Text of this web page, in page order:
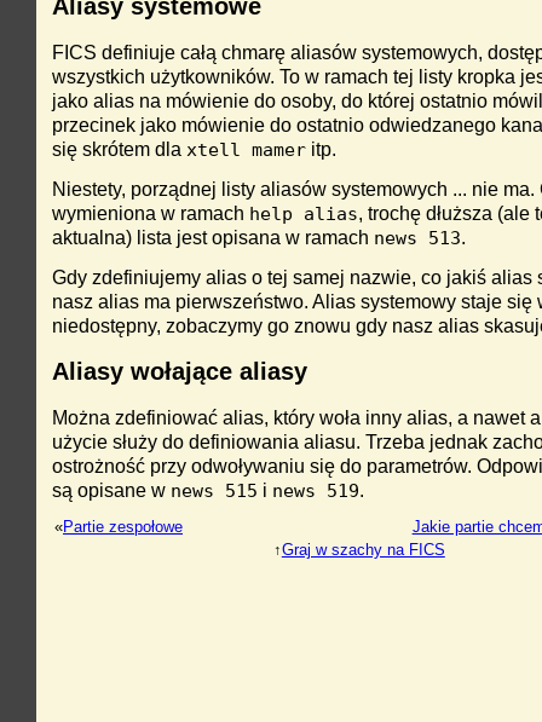
Aliasy systemowe
FICS definiuje całą chmarę aliasów systemowych,
wszystkich użytkowników. To w ramach tej listy kropka
jako alias na mówienie do osoby, do której ostatnio
przecinek jako mówienie do ostatnio odwiedzanego
się skrótem dla xtell mamer itp.
Niestety, porządnej listy aliasów systemowych ... nie ma.
wymieniona w ramach help alias, trochę dłuższa (ale
aktualna) lista jest opisana w ramach news 513.
Gdy zdefiniujemy alias o tej samej nazwie, co jakiś alias
nasz alias ma pierwszeństwo. Alias systemowy staje się
niedostępny, zobaczymy go znowu gdy nasz alias
Aliasy wołające aliasy
Można zdefiniować alias, który woła inny alias, a nawet
użycie służy do definiowania aliasu. Trzeba jednak
ostrożność przy odwoływaniu się do parametrów.
są opisane w news 515 i news 519.
«Partie zespołowe
Jakie partie
↑Graj w szachy na FICS